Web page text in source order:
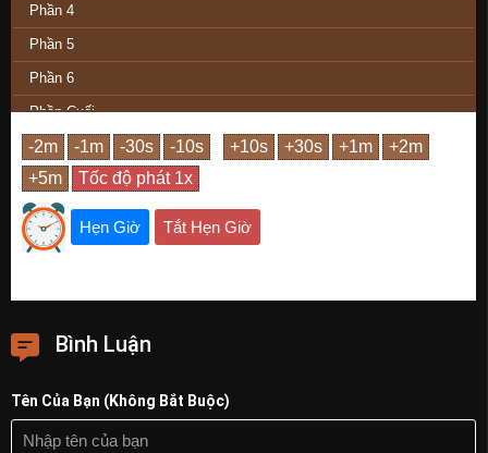
Phần 4
Phần 5
Phần 6
Phần Cuối
Hẹn Giờ Tắt Hẹn Giờ
Bình Luận
Tên Của Bạn (Không Bắt Buộc)